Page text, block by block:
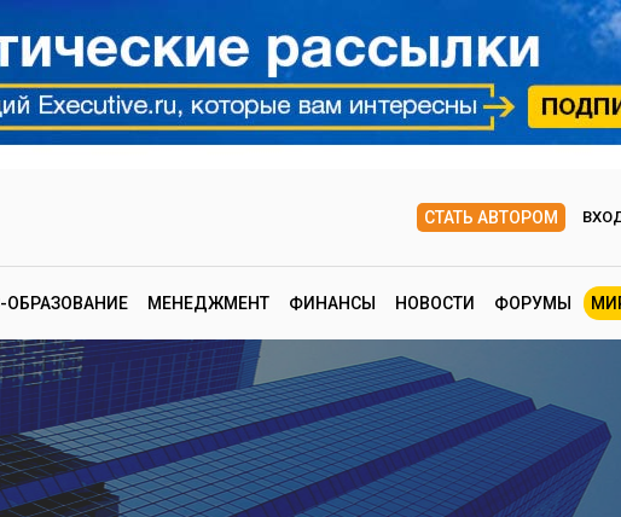
СТАТЬ АВТОРОМ
ОБРАЗОВАНИЕ МЕНЕДЖМЕНТ ФИНАНСЫ НОВОСТИ ФОРУМЫ